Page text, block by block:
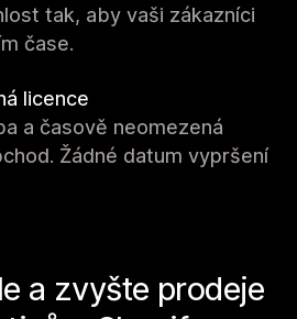
tak, aby vaši zákazníci
čase.
licence
a časově neomezená
Žádné datum vypršení
a zvyšte prodeje